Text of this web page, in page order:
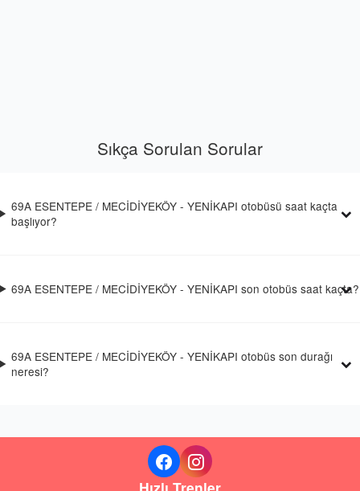
Sıkça Sorulan Sorular
69A ESENTEPE / MECİDİYEKÖY - YENİKAPI otobüsü saat kaçta
başlıyor?
69A ESENTEPE / MECİDİYEKÖY - YENİKAPI son otobüs saat kaçta?
69A ESENTEPE / MECİDİYEKÖY - YENİKAPI otobüs son durağı
neresi?